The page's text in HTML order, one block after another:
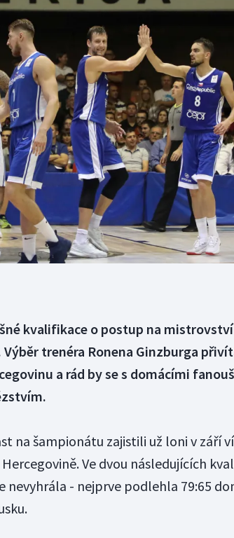
Moderní pětiboj
Motorsport
Olympijské hry
Parasport
Plavání
Plážový volejbal
kvalifikace o postup na
trenéra Ronena Ginzburga
a rád by se s domácími
na šampionátu zajistili už loni v září
Ve dvou následujících
- nejprve podlehla 79:65